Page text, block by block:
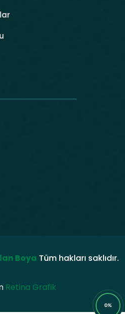
Boya Tüm hakları saklıdır.
Retina Grafik
0%